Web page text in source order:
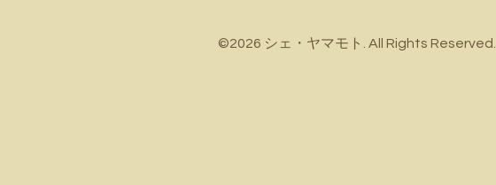
©2026 シェ・ヤマモト . All Rights Reserved.